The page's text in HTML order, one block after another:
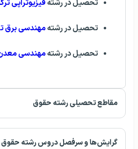
تحصیل در رشتهفیزیوتراپی
تحصیل در رشتهمهندسی برق
تحصیل در رشتهمهندسی
مقاطع تحصیلی رشته حقوق
گرایش‌ها و سرفصل دروس رشته حقوق